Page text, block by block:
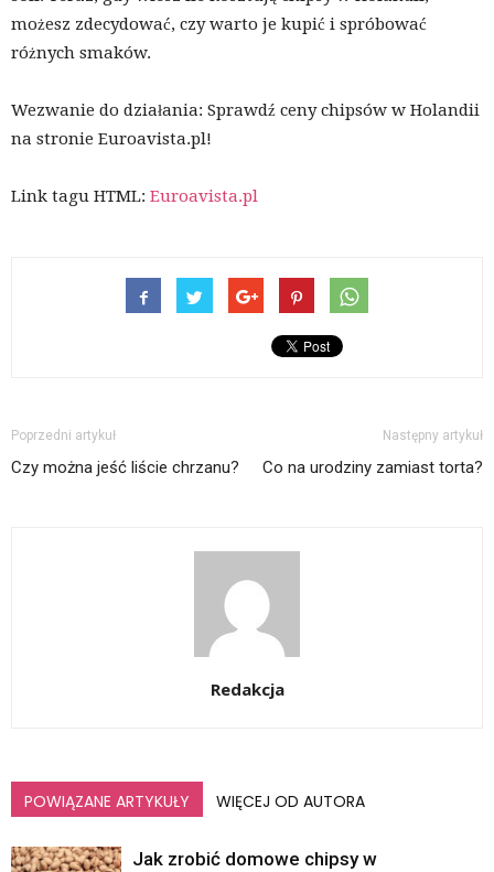
możesz zdecydować, czy warto je kupić i spróbować
różnych smaków.
Wezwanie do działania: Sprawdź ceny chipsów w Holandii
na stronie Euroavista.pl!
Link tagu HTML: Euroavista.pl
Poprzedni artykuł
Czy można jeść liście chrzanu?
Następny artykuł
Co na urodziny zamiast torta?
Redakcja
POWIĄZANE ARTYKUŁY WIĘCEJ OD AUTORA
Jak zrobić domowe chipsy w